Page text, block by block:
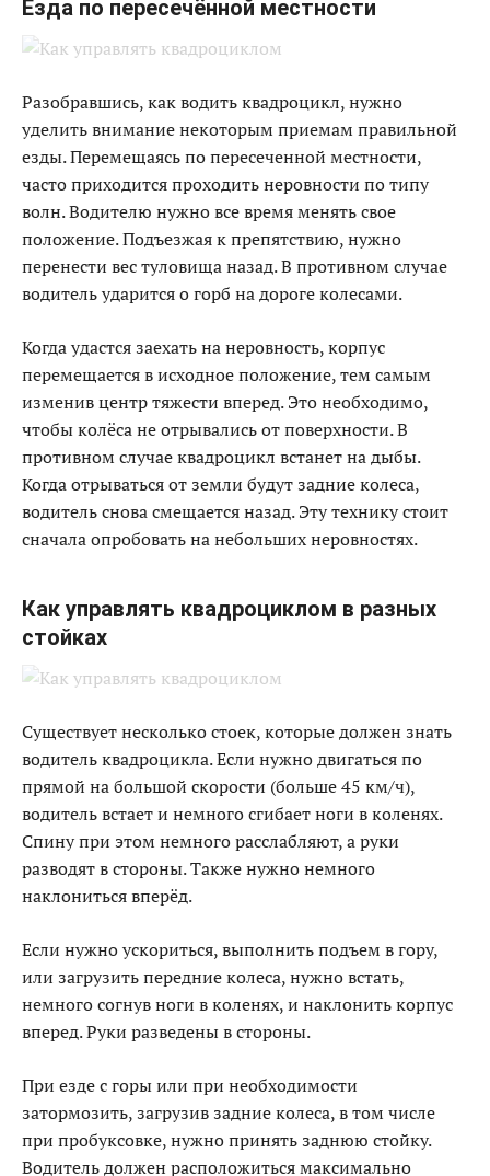
Езда по пересечённой местности
Разобравшись, как водить квадроцикл, нужно
уделить внимание некоторым приемам правильной
езды. Перемещаясь по пересеченной местности,
часто приходится проходить неровности по типу
волн. Водителю нужно все время менять свое
положение. Подъезжая к препятствию, нужно
перенести вес туловища назад. В противном случае
водитель ударится о горб на дороге колесами.
Когда удастся заехать на неровность, корпус
перемещается в исходное положение, тем самым
изменив центр тяжести вперед. Это необходимо,
чтобы колёса не отрывались от поверхности. В
противном случае квадроцикл встанет на дыбы.
Когда отрываться от земли будут задние колеса,
водитель снова смещается назад. Эту технику стоит
сначала опробовать на небольших неровностях.
Как управлять квадроциклом в разных
стойках
Существует несколько стоек, которые должен знать
водитель квадроцикла. Если нужно двигаться по
прямой на большой скорости (больше 45 км/ч),
водитель встает и немного сгибает ноги в коленях.
Спину при этом немного расслабляют, а руки
разводят в стороны. Также нужно немного
наклониться вперёд.
Если нужно ускориться, выполнить подъем в гору,
или загрузить передние колеса, нужно встать,
немного согнув ноги в коленях, и наклонить корпус
вперед. Руки разведены в стороны.
При езде с горы или при необходимости
затормозить, загрузив задние колеса, в том числе
при пробуксовке, нужно принять заднюю стойку.
Водитель должен расположиться максимально